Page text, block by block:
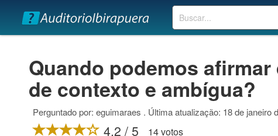
Buscar
Quando podemos
de contexto e ambígua?
Perguntado por: eguimaraes . Última atualização: 18 de janeiro
4.2 / 5 14 votos